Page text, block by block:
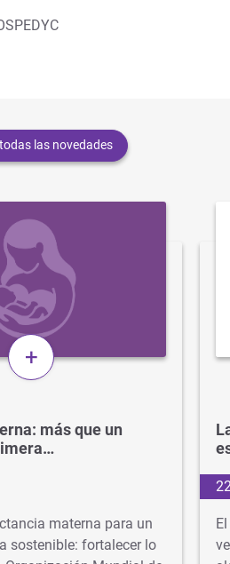
las novedades
+
más que un
materna para un
sostenible: fortalecer lo